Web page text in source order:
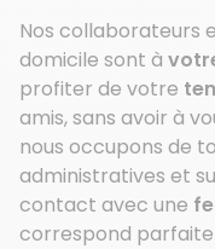
Nos collaborateurs
domicile sont à
profiter de votre
amis, sans avoir à
nous occupons de
administratives et
contact avec une
correspond